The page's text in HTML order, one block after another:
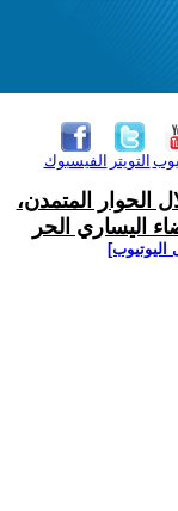
الفيسبوك التويتر
الحوار المتمدن،
اليساري الحر